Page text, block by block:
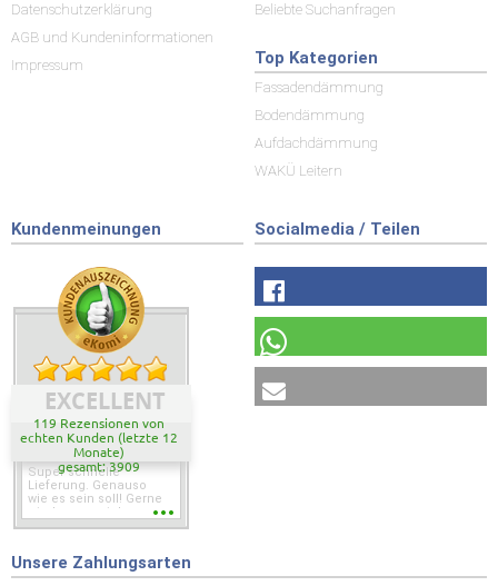
Datenschutzerklärung
AGB und Kundeninformationen
Impressum
Beliebte Suchanfragen
Top Kategorien
Fassadendämmung
Bodendämmung
Aufdachdämmung
WAKÜ Leitern
Kundenmeinungen
EXCELLENT
119 Rezensionen von
echten Kunden (letzte 12
Monate)
gesamt: 3909
Super schnelle
Lieferung. Genauso
wie es sein soll! Gerne
wieder wenn ich was
Socialmedia / Teilen
Unsere Zahlungsarten